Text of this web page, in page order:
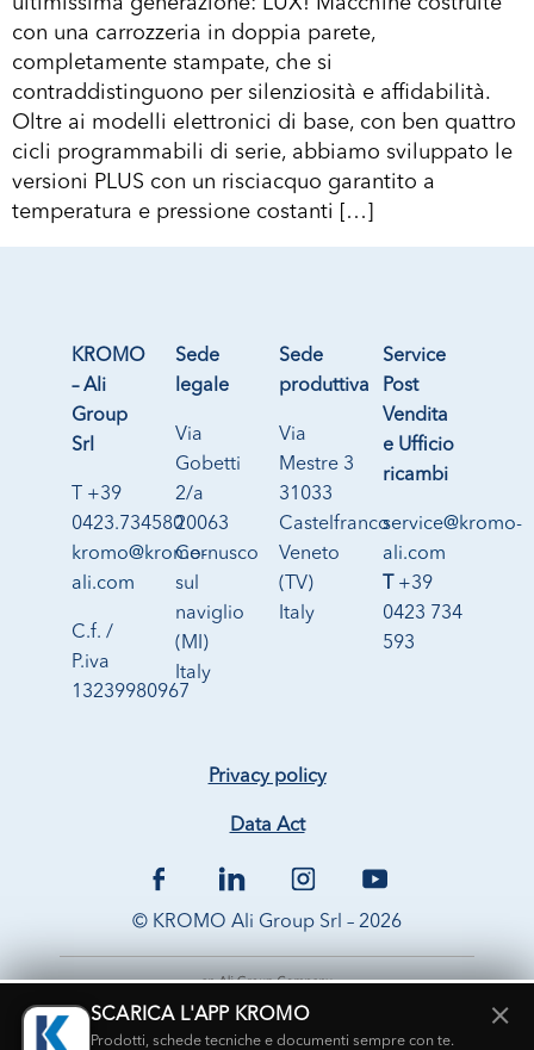
con una carrozzeria in doppia parete,
completamente stampate, che si
contraddistinguono per silenziosità e affidabilità.
Oltre ai modelli elettronici di base, con ben quattro
cicli programmabili di serie, abbiamo sviluppato le
versioni PLUS con un risciacquo garantito a
temperatura e pressione costanti […]
KROMO
– Ali
Group
Srl
T +39
0423.734580
kromo@kromo-
ali.com
C.f. /
P.iva
13239980967
Sede
legale
Via
Gobetti
2/a
20063
Cernusco
sul
naviglio
(MI)
Italy
Sede
produttiva
Via
Mestre 3
31033
Castelfranco
Veneto
(TV)
Italy
Service
Post
Vendita
e Ufficio
ricambi
service@kromo-
ali.com
T +39
0423 734
593
Privacy policy
Data Act
© KROMO Ali Group Srl – 2026
SCARICA L'APP KROMO
Prodotti, schede tecniche e documenti sempre con te.
×